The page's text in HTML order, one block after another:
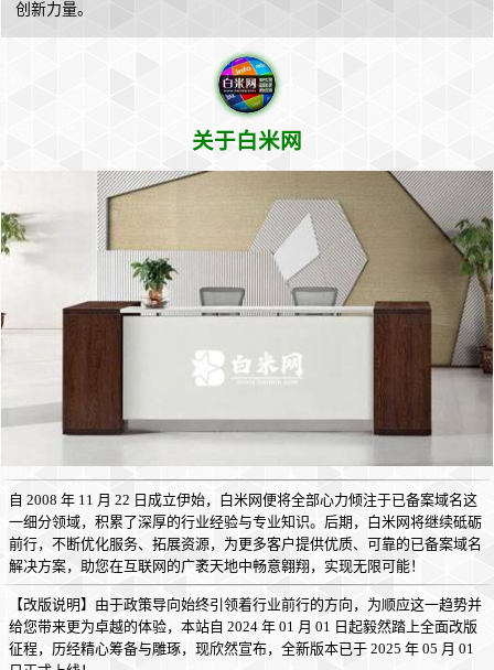
创新力量。
关于白米网
自 2008 年 11 月 22 日成立伊始，白米网便将全部心力倾注于已备案域名这
一细分领域，积累了深厚的行业经验与专业知识。后期，白米网将继续砥砺
前行，不断优化服务、拓展资源，为更多客户提供优质、可靠的已备案域名
解决方案，助您在互联网的广袤天地中畅意翱翔，实现无限可能！
【改版说明】由于政策导向始终引领着行业前行的方向，为顺应这一趋势并
给您带来更为卓越的体验，本站自 2024 年 01 月 01 日起毅然踏上全面改版
征程，历经精心筹备与雕琢，现欣然宣布，全新版本已于 2025 年 05 月 01